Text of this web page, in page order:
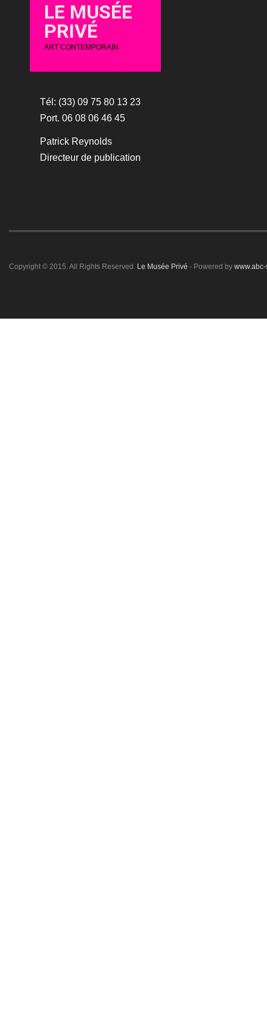
LE MUSÉE
PRIVÉ
ART CONTEMPORAIN
Tél: (33) 09 75 80 13 23
Port. 06 08 06 46 45
Patrick Reynolds
Directeur de publication
Copyright © 2015. All Rights Reserved. Le Musée Privé - Powered by